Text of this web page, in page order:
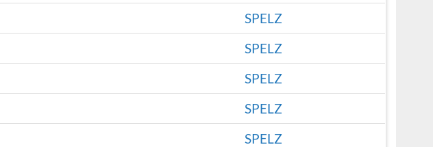
SPELZ
SPELZ
SPELZ
SPELZ
SPELZ